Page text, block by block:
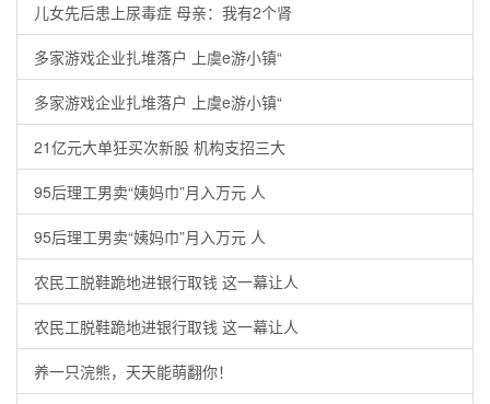
儿女先后患上尿毒症 母亲：我有2个肾
多家游戏企业扎堆落户 上虞e游小镇“
多家游戏企业扎堆落户 上虞e游小镇“
21亿元大单狂买次新股 机构支招三大
95后理工男卖“姨妈巾”月入万元 人
95后理工男卖“姨妈巾”月入万元 人
农民工脱鞋跪地进银行取钱 这一幕让人
农民工脱鞋跪地进银行取钱 这一幕让人
养一只浣熊，天天能萌翻你！